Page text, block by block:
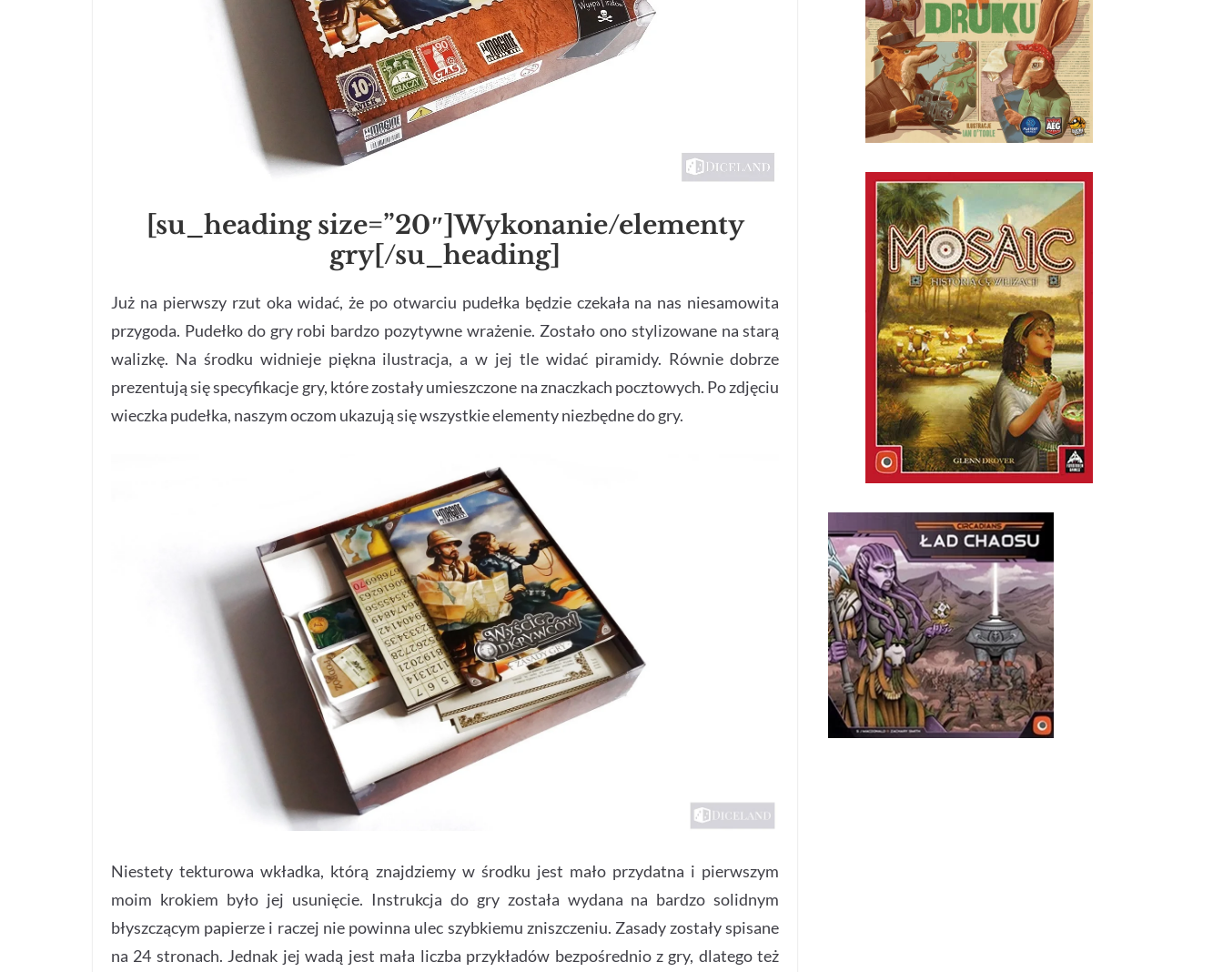
[su_heading size=”20″]Wykonanie/elementy
gry[/su_heading]
Już na pierwszy rzut oka widać, że po otwarciu pudełka będzie czekała na nas niesamowita
przygoda. Pudełko do gry robi bardzo pozytywne wrażenie. Zostało ono stylizowane na starą
walizkę. Na środku widnieje piękna ilustracja, a w jej tle widać piramidy. Równie dobrze
prezentują się specyfikacje gry, które zostały umieszczone na znaczkach pocztowych. Po zdjęciu
wieczka pudełka, naszym oczom ukazują się wszystkie elementy niezbędne do gry.
Niestety tekturowa wkładka, którą znajdziemy w środku jest mało przydatna i pierwszym
moim krokiem było jej usunięcie. Instrukcja do gry została wydana na bardzo solidnym
błyszczącym papierze i raczej nie powinna ulec szybkiemu zniszczeniu. Zasady zostały spisane
na 24 stronach. Jednak jej wadą jest mała liczba przykładów bezpośrednio z gry, dlatego też